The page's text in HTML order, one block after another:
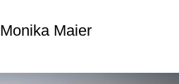
Monika Maier